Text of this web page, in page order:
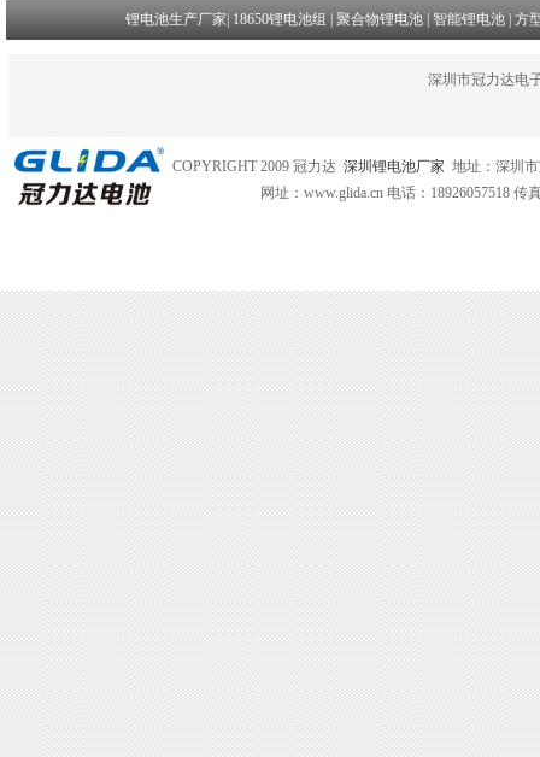
锂电池生产厂家 18650锂电池组 聚合物锂电池| 智能锂电池| 方
深圳市冠力达电
COPYRIGHT 2009 冠力达 深圳锂电池厂家 地址：深圳
网址：www.glida.cn 电话：18926057518 传